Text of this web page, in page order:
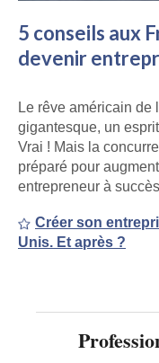
5 conseils aux
devenir
Le rêve américain de
gigantesque, un
Vrai ! Mais la
préparé pour
entrepreneur à
Créer son
Unis. Et après ?